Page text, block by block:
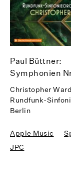
Paul Büttner:
Symphonien
Christopher
Rundfunk-
Berlin
Apple Music
JPC